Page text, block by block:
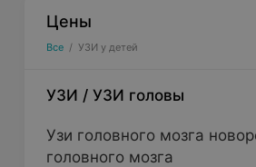
Цены
Все / УЗИ у детей
УЗИ /УЗИ головы
Узи головного мозга
головного мозга